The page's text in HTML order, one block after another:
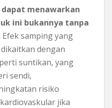
dapat menawarkan
ini bukannya tanpa
Efek samping yang
dengan
suntikan, yang
sendi,
risiko
jika